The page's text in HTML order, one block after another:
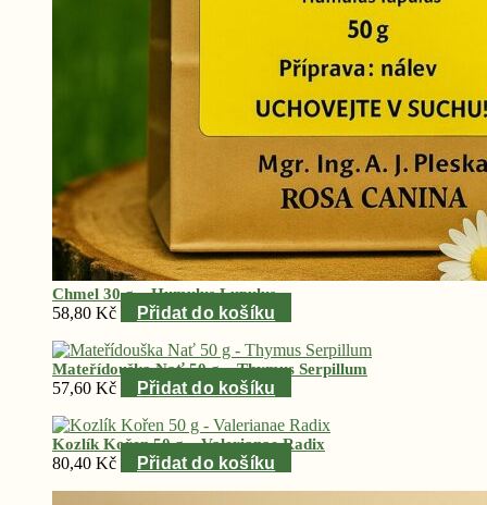
Chmel 30 g – Humulus Lupulus
58,80 Kč Přidat do košíku
Mateřídouška Nať 50 g – Thymus Serpillum
57,60 Kč Přidat do košíku
Kozlík Kořen 50 g – Valerianae Radix
80,40 Kč Přidat do košíku